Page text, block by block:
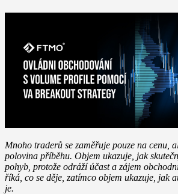
Mnoho traderů se zaměřuje pouze na cenu,
polovina příběhu. Objem ukazuje, jak
pohyb, protože odrážíúčasta zájem
říká, co se děje, zatímco objem ukazuje, jak
je.